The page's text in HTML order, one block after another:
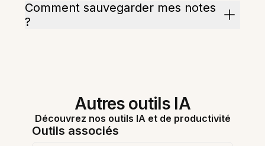
Comment sauvegarder mes notes
?
Autres outils IA
Découvrez nos outils IA et de productivité
Outils associés